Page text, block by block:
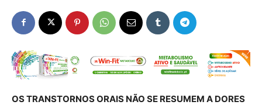
OS TRANSTORNOS ORAIS NÃO SE RESUMEM A DORES